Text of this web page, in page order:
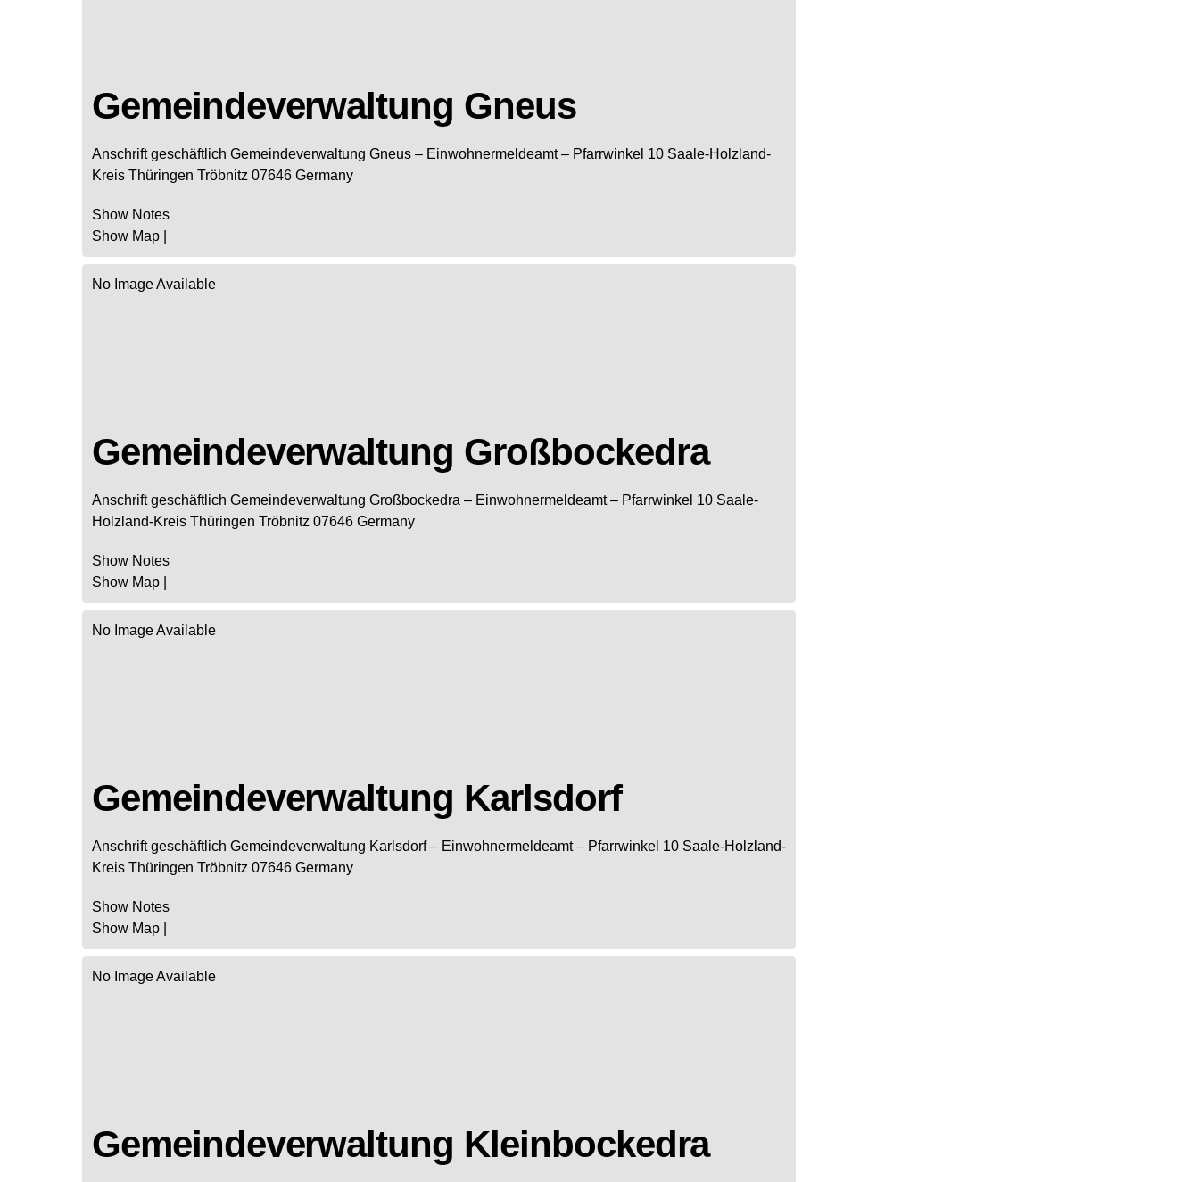
Gemeindeverwaltung Gneus
Anschrift geschäftlich Gemeindeverwaltung Gneus – Einwohnermeldeamt – Pfarrwinkel 10 Saale-Holzland-
Kreis Thüringen Tröbnitz 07646 Germany
Show Notes
Show Map
No Image Available
Gemeindeverwaltung Großbockedra
Anschrift geschäftlich Gemeindeverwaltung Großbockedra – Einwohnermeldeamt – Pfarrwinkel 10 Saale-
Holzland-Kreis Thüringen Tröbnitz 07646 Germany
Show Notes
Show Map
No Image Available
Gemeindeverwaltung Karlsdorf
Anschrift geschäftlich Gemeindeverwaltung Karlsdorf – Einwohnermeldeamt – Pfarrwinkel 10 Saale-Holzland-
Kreis Thüringen Tröbnitz 07646 Germany
Show Notes
Show Map
No Image Available
Gemeindeverwaltung Kleinbockedra